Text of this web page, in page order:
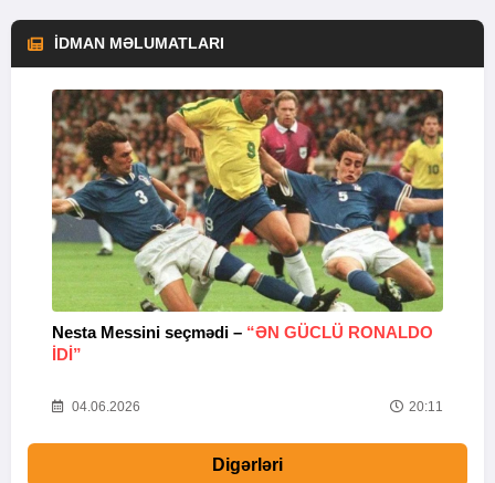
İDMAN MƏLUMATLARI
Nesta Messini seçmədi – “ƏN GÜCLÜ RONALDO
IDI”
04.06.2026 20:11
Digərləri